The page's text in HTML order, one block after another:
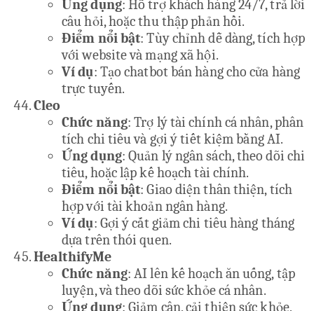
Ứng dụng: Hỗ trợ khách hàng 24/7, trả lời
câu hỏi, hoặc thu thập phản hồi.
Điểm nổi bật: Tùy chỉnh dễ dàng, tích hợp
với website và mạng xã hội.
Ví dụ: Tạo chatbot bán hàng cho cửa hàng
trực tuyến.
Cleo
Chức năng: Trợ lý tài chính cá nhân, phân
tích chi tiêu và gợi ý tiết kiệm bằng AI.
Ứng dụng: Quản lý ngân sách, theo dõi chi
tiêu, hoặc lập kế hoạch tài chính.
Điểm nổi bật: Giao diện thân thiện, tích
hợp với tài khoản ngân hàng.
Ví dụ: Gợi ý cắt giảm chi tiêu hàng tháng
dựa trên thói quen.
HealthifyMe
Chức năng: AI lên kế hoạch ăn uống, tập
luyện, và theo dõi sức khỏe cá nhân.
Ứng dụng: Giảm cân, cải thiện sức khỏe,